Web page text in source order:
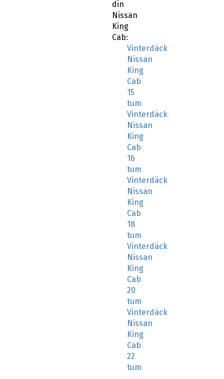
din
Nissan
King
Cab:
Vinterdäck
Nissan
King
Cab
15
tum
Vinterdäck
Nissan
King
Cab
16
tum
Vinterdäck
Nissan
King
Cab
18
tum
Vinterdäck
Nissan
King
Cab
20
tum
Vinterdäck
Nissan
King
Cab
22
tum